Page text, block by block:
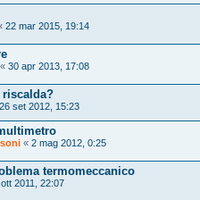
22 mar 2015, 19:14
« 30 apr 2013, 17:08
riscalda?
26 set 2012, 15:23
« 2 mag 2012, 0:25
termomeccanico
2011, 22:07